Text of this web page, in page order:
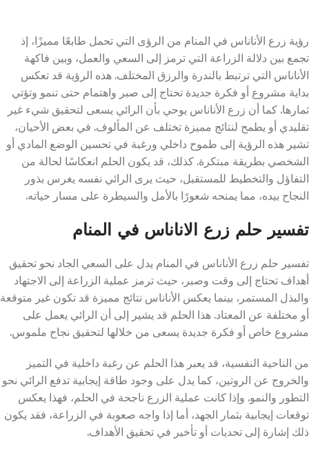
رؤية زرع الأناناس في المنام من الرؤى التي تحمل طابعًا مميزًا، إذ
تجمع بين دلالة الزراعة التي ترمز إلى السعي والعمل، وبين فاكهة
الأناناس التي ترتبط بالندرة والرزق المختلف. هذه الرؤية قد تعكس
بداية مشروع أو فكرة جديدة تحتاج إلى صبر واهتمام حتى تنمو وتؤتي
ثمارها. كما أن زرع الأناناس يوحي بأن الرائي يسعى لتحقيق شيء غير
تقليدي أو يطمح لنتائج مميزة تختلف عن المألوف. في بعض الأحيان،
تشير هذه الرؤية إلى طموح داخلي ورغبة في تحسين الوضع المادي أو
الشخصي بطريقة مبتكرة. كذلك، قد يكون الحلم انعكاسًا لحالة من
التفاؤل والتخطيط للمستقبل، حيث يرى الرائي نفسه يغرس بذور
النجاح بيده، مما يمنحه شعورًا بالأمل والسيطرة على مسار حياته.
تفسير حلم زرع الاناناس في المنام
تفسير حلم زرع الأناناس في المنام يدل على السعي الجاد نحو تحقيق
أهداف تحتاج إلى وقت وصبر، حيث ترمز عملية الزراعة إلى الاجتهاد
والبذل المستمر، بينما يعكس الأناناس نتائج مميزة قد تكون غير متوقعة
أو مختلفة عن المعتاد. هذا الحلم قد يشير إلى أن الرائي يعمل على
مشروع خاص أو فكرة جديدة يسعى من خلالها لتحقيق نجاح ملموس.
من الناحية النفسية، قد يعبر هذا الحلم عن رغبة داخلية في التميز
والخروج عن الروتين، كما يدل على وجود طاقة إيجابية تدفع الرائي نحو
التطور والنمو. وإذا كانت عملية الزرع ناجحة في الحلم، فهذا يعكس
توقعات إيجابية بثمار الجهد، أما إذا واجه صعوبة في الزراعة، فقد يكون
ذلك إشارة إلى تحديات أو تأخير في تحقيق الأهداف.